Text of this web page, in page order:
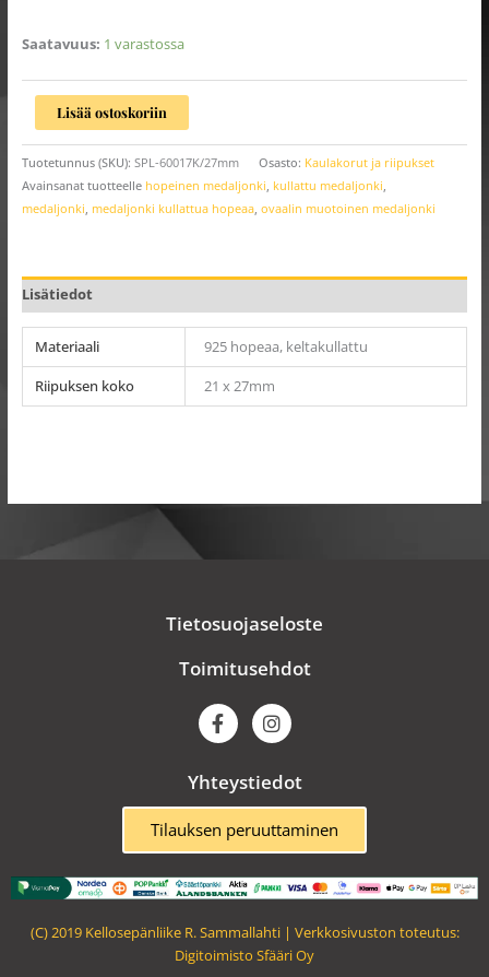
Saatavuus: 1 varastossa
Lisää ostoskoriin
Tuotetunnus (SKU): SPL-60017K/27mm Osasto: Kaulakorut ja riipukset
Avainsanat tuotteelle hopeinen medaljonki, kullattu medaljonki,
medaljonki, medaljonki kullattua hopeaa, ovaalin muotoinen medaljonki
Lisätiedot
Materiaali
925 hopeaa, keltakullattu
Riipuksen koko
21 x 27mm
Tietosuojaseloste
Toimitusehdot
F
a
c
b
o
o
k
I
n
s
a
g
r
a
m
Yhteystiedot
Tilauksen peruuttaminen
(C) 2019 Kellosepänliike R. Sammallahti | Verkkosivuston toteutus:
Digitoimisto Sfääri Oy